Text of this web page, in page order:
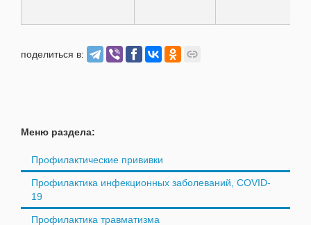
поделиться в:
Меню раздела:
Профилактические прививки
Профилактика инфекционных заболеваний, COVID-
19
Профилактика травматизма